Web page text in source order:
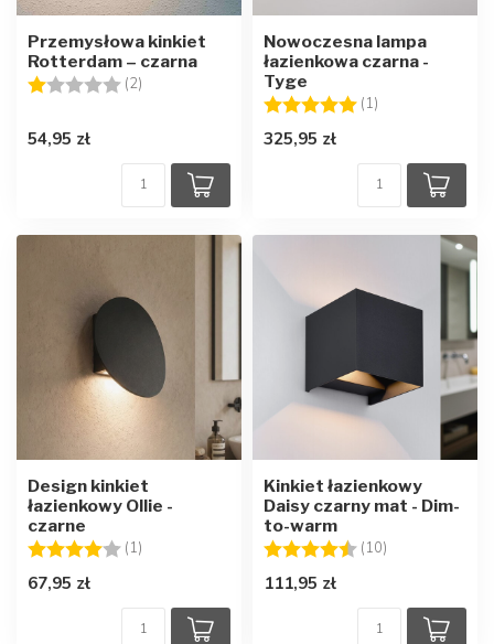
Przemysłowa kinkiet
Rotterdam – czarna
Ocena:
(2) 1.0 na 5 gwiazdek
54,95 zł
Nowoczesna lampa
łazienkowa czarna -
Tyge
Ocena:
(1)
325,95 zł
Design kinkiet
łazienkowy Ollie -
czarne
Ocena:
(1) 4.0 na 5 gwiazdek
67,95 zł
Kinkiet łazienkowy
Daisy czarny mat - Dim-
to-warm
Ocena:
(10)
111,95 zł